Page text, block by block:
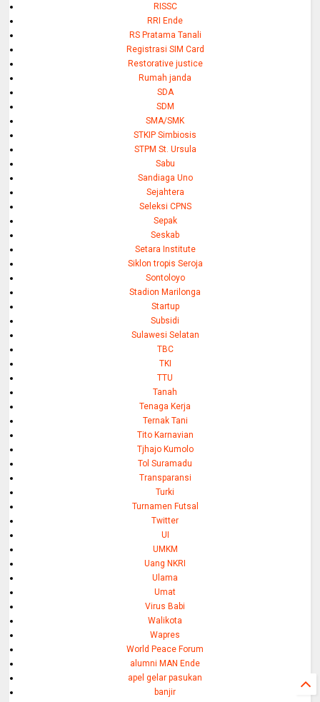
RISSC
RRI Ende
RS Pratama Tanali
Registrasi SIM Card
Restorative justice
Rumah janda
SDA
SDM
SMA/SMK
STKIP Simbiosis
STPM St. Ursula
Sabu
Sandiaga Uno
Sejahtera
Seleksi CPNS
Sepak
Seskab
Setara Institute
Siklon tropis Seroja
Sontoloyo
Stadion Marilonga
Startup
Subsidi
Sulawesi Selatan
TBC
TKI
TTU
Tanah
Tenaga Kerja
Ternak Tani
Tito Karnavian
Tjhajo Kumolo
Tol Suramadu
Transparansi
Turki
Turnamen Futsal
Twitter
UI
UMKM
Uang NKRI
Ulama
Umat
Virus Babi
Walikota
Wapres
World Peace Forum
alumni MAN Ende
apel gelar pasukan
banjir